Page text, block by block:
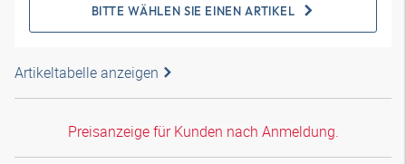
BITTE WÄHLEN SIE EINEN ARTIKEL
Artikeltabelle anzeigen
Preisanzeige für Kunden nach Anmeldung.